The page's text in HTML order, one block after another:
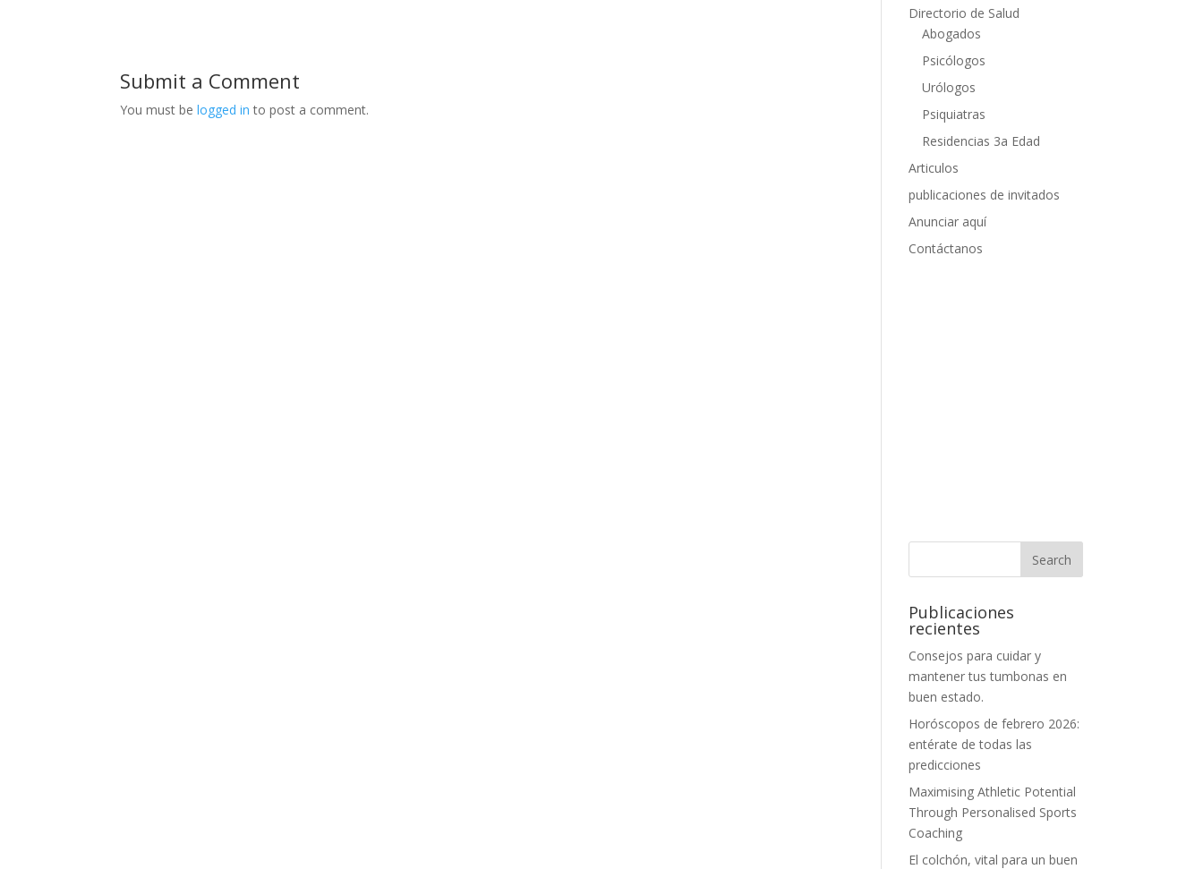
Submit a Comment
You must belogged in to post a comment.
Directorio de Salud
Abogados
Psicólogos
Urólogos
Psiquiatras
Residencias 3a Edad
Articulos
publicaciones de invitados
Anunciar aquí
Contáctanos
Publicaciones
recientes
Consejos para cuidar y
mantener tus tumbonas en
buen estado.
Horóscopos de febrero 2026:
entérate de todas las
predicciones
Maximising Athletic Potential
Through Personalised Sports
Coaching
El colchón, vital para un buen